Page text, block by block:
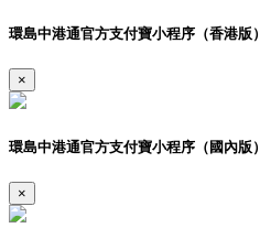
環島中港通官方支付寶小程序（香港版）
×
環島中港通官方支付寶小程序（國內版）
×